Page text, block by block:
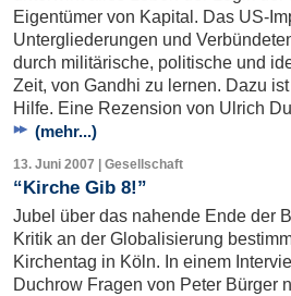
Eigentümer von Kapital. Das US-
Untergliederungen und
durch militärische, politische und
Zeit, von Gandhi zu lernen. Dazu
Hilfe. Eine Rezension von Ulrich
(mehr...)
13. Juni 2007 | Gesellschaft
“Kirche Gib 8!”
Jubel über das nahende Ende der
Kritik an der Globalisierung
Kirchentag in Köln. In einem
Duchrow Fragen von Peter Bürger